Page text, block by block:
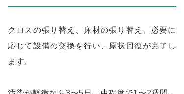
クロスの張り替え、床材の張り替え、必要に
応じて設備の交換を行い、原状回復が完了し
ます。